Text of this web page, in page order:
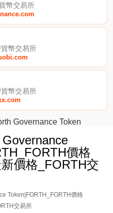
幣交易所
幣交易所
幣交易所
Governance Token
價格
新價格_FORTH交
Token|FORTH_FORTH價格
交易所